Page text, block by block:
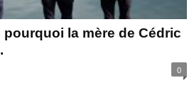
la mère de Cédric
0